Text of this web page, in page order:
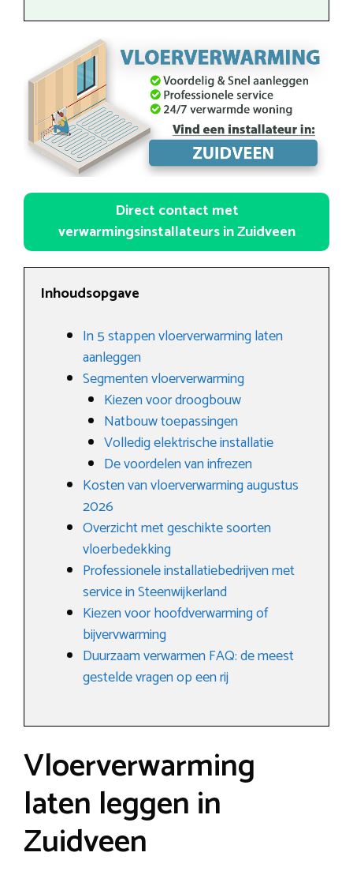
Direct contact met
verwarmingsinstallateurs in Zuidveen
Inhoudsopgave
In 5 stappen vloerverwarming laten
aanleggen
Segmenten vloerverwarming
Kiezen voor droogbouw
Natbouw toepassingen
Volledig elektrische installatie
De voordelen van infrezen
Kosten van vloerverwarming augustus
2026
Overzicht met geschikte soorten
vloerbedekking
Professionele installatiebedrijven met
service in Steenwijkerland
Kiezen voor hoofdverwarming of
bijvervwarming
Duurzaam verwarmen FAQ: de meest
gestelde vragen op een rij
Vloerverwarming
laten leggen in
Zuidveen